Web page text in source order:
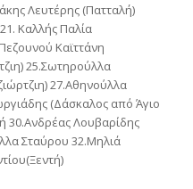
Λευτέρης (Πατταλή)
Καλλής Παλία
Καϊττάνη
25.Σωτηρούλλα
27.Αθηνούλλα
(Δάσκαλος από Άγιο
30.Ανδρέας Λουβαρίδης
Σταύρου 32.Μηλιά